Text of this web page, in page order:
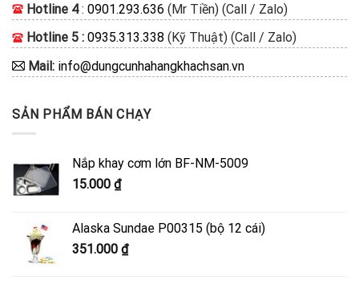
Hotline 4: 0901.293.636 (Mr Tiền) (Call / Zalo)
Hotline 5 : 0935.313.338 (Kỹ Thuật) (Call / Zalo)
Mail: info@dungcunhahangkhachsan.vn
SẢN PHẨM BÁN CHẠY
Nắp khay cơm lớn BF-NM-5009
15.000 ₫
Alaska Sundae P00315 (bộ 12 cái)
351.000 ₫